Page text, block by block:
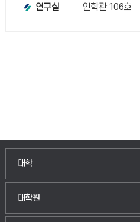
연구실
인학관 106호
대학
인문융합공공인재학부
법경영학부
대학원
일반대학원